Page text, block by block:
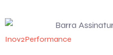
Inov2Performance